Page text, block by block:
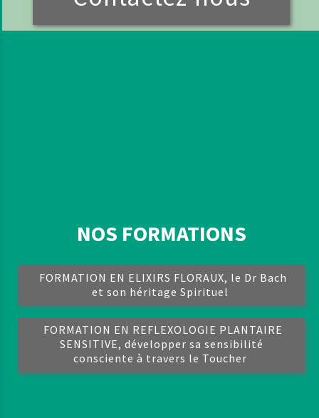
NOS FORMATIONS
FORMATION EN ELIXIRS FLORAUX, le Dr Bach
et son héritage Spirituel
FORMATION EN REFLEXOLOGIE PLANTAIRE
SENSITIVE, développer sa sensibilité
consciente à travers le Toucher